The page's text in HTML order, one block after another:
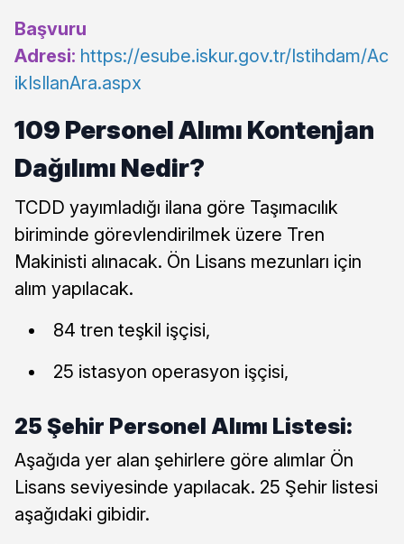
Başvuru
Adresi: https://esube.iskur.gov.tr/Istihdam/Ac
ikIsIlanAra.aspx
109 Personel Alımı Kontenjan
Dağılımı Nedir?
TCDD yayımladığı ilana göre Taşımacılık
biriminde görevlendirilmek üzere Tren
Makinisti alınacak. Ön Lisans mezunları için
alım yapılacak.
84 tren teşkil işçisi,
25 istasyon operasyon işçisi,
25 Şehir Personel Alımı Listesi:
Aşağıda yer alan şehirlere göre alımlar Ön
Lisans seviyesinde yapılacak. 25 Şehir listesi
aşağıdaki gibidir.